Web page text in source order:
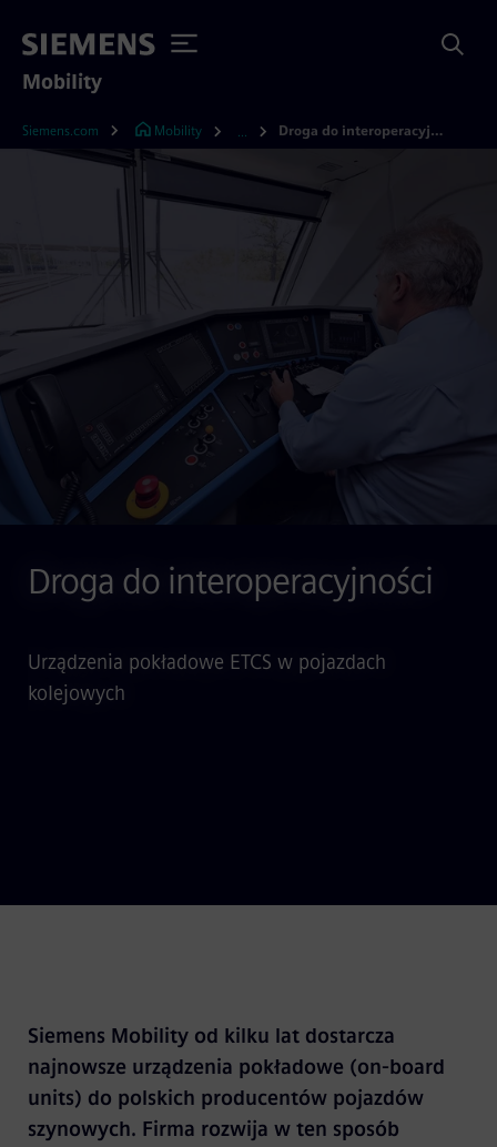
Mobility
Siemens.com Mobility Droga do interoperacyjności
Droga do interoperacyjności
Urządzenia pokładowe ETCS w pojazdach
kolejowych
Siemens Mobility od kilku lat dostarcza
najnowsze urządzenia pokładowe (on-board
units) do polskich producentów pojazdów
szynowych. Firma rozwija w ten sposób